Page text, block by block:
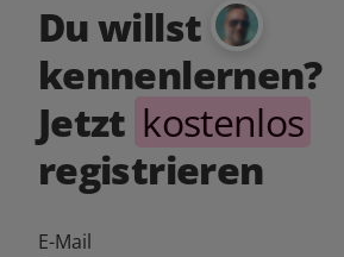
Du willst
kennenlernen?
Jetzt kostenlos
registrieren
E-Mail